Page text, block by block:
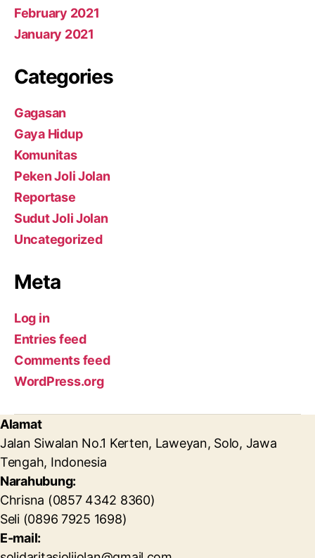
February 2021
January 2021
Categories
Gagasan
Gaya Hidup
Komunitas
Peken Joli Jolan
Reportase
Sudut Joli Jolan
Uncategorized
Meta
Log in
Entries feed
Comments feed
WordPress.org
Alamat
Jalan Siwalan No.1 Kerten, Laweyan, Solo, Jawa
Tengah, Indonesia
Narahubung:
Chrisna (0857 4342 8360)
Seli (0896 7925 1698)
E-mail: